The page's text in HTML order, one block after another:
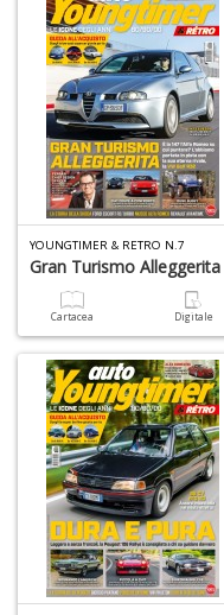
YOUNGTIMER & RETRO N.7
Gran Turismo Alleggerita
Cartacea Digitale